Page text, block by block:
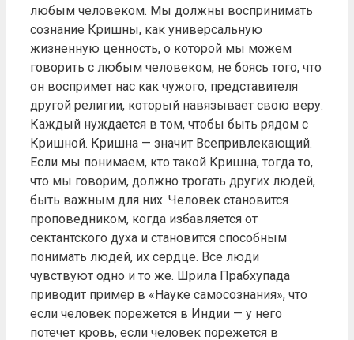
любым человеком. Мы должны воспринимать
сознание Кришны, как универсальную
жизненную ценность, о которой мы можем
говорить с любым человеком, не боясь того, что
он воспримет нас как чужого, представителя
другой религии, который навязывает свою веру.
Каждый нуждается в том, чтобы быть рядом с
Кришной. Кришна — значит Всепривлекающий.
Если мы понимаем, кто такой Кришна, тогда то,
что мы говорим, должно трогать других людей,
быть важным для них. Человек становится
проповедником, когда избавляется от
сектантского духа и становится способным
понимать людей, их сердце. Все люди
чувствуют одно и то же. Шрила Прабхупада
приводит пример в «Науке самосознания», что
если человек порежется в Индии — у него
потечет кровь, если человек порежется в